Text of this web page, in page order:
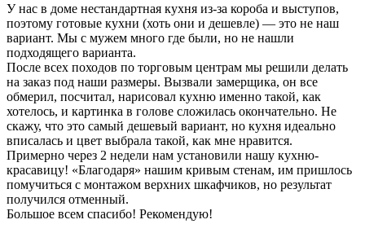
У нас в доме нестандартная кухня из-за короба и выступов,
поэтому готовые кухни (хоть они и дешевле) — это не наш
вариант. Мы с мужем много где были, но не нашли
подходящего варианта.
После всех походов по торговым центрам мы решили делать
на заказ под наши размеры. Вызвали замерщика, он все
обмерил, посчитал, нарисовал кухню именно такой, как
хотелось, и картинка в голове сложилась окончательно. Не
скажу, что это самый дешевый вариант, но кухня идеально
вписалась и цвет выбрала такой, как мне нравится.
Примерно через 2 недели нам установили нашу кухню-
красавицу! «Благодаря» нашим кривым стенам, им пришлось
помучиться с монтажом верхних шкафчиков, но результат
получился отменный.
Большое всем спасибо! Рекомендую!